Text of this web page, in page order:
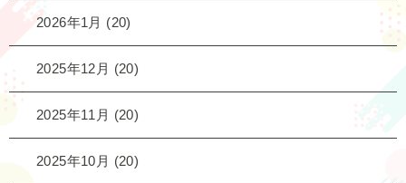
2026年1月 (20)
2025年12月 (20)
2025年11月 (20)
2025年10月 (20)